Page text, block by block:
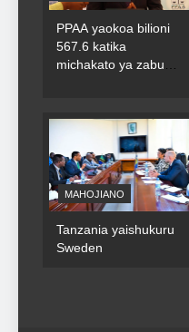
PPAA yaokoa bilioni
567.6 katika
michakato ya zabuni
MAHOJIANO
Tanzania yaishukuru
Sweden